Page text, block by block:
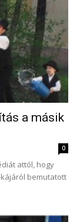
a másik
0
attól, hogy
bemutatott